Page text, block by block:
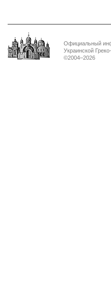
Официальный
Украинской
©2004–2026